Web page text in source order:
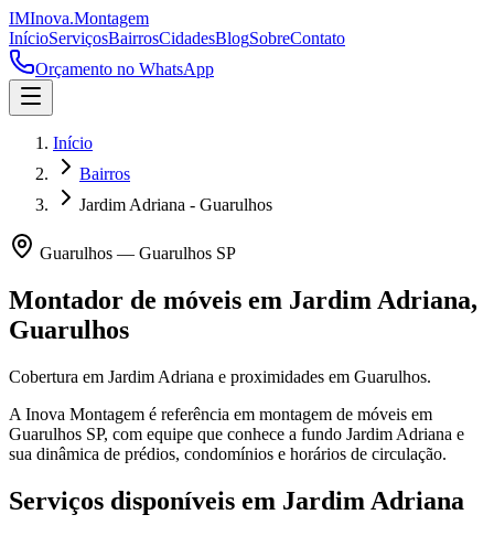
IMInova.Montagem
InícioServiçosBairrosCidadesBlogSobreContato
Orçamento no WhatsApp
Início
Bairros
Jardim Adriana - Guarulhos
Guarulhos — Guarulhos SP
Montador de móveis em Jardim Adriana,
Guarulhos
Cobertura em Jardim Adriana e proximidades em Guarulhos.
A Inova Montagem é referência em montagem de móveis em
Guarulhos SP, com equipe que conhece a fundo Jardim Adriana e
sua dinâmica de prédios, condomínios e horários de circulação.
Serviços disponíveis em Jardim Adriana